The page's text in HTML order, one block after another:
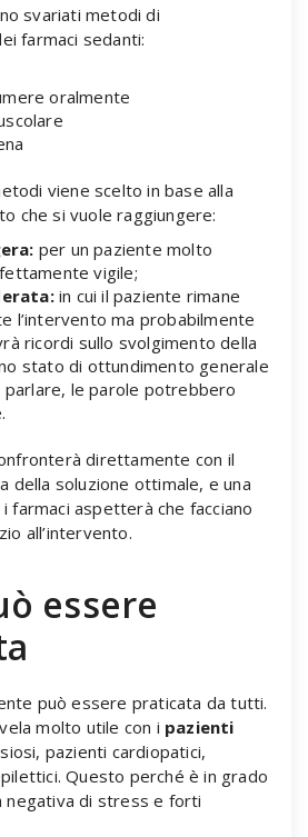
svariati metodi di
farmaci sedanti:
oralmente
viene scelto in base alla
che si vuole raggiungere:
per un paziente molto
vigile;
in cui il paziente rimane
l’intervento ma probabilmente
ricordi sullo svolgimento della
stato di ottundimento generale
le parole potrebbero
direttamente con il
della soluzione ottimale, e una
farmaci aspetterà che facciano
all’intervento.
essere
può essere praticata da tutti.
molto utile con i pazienti
pazienti cardiopatici,
Questo perché è in grado
di stress e forti